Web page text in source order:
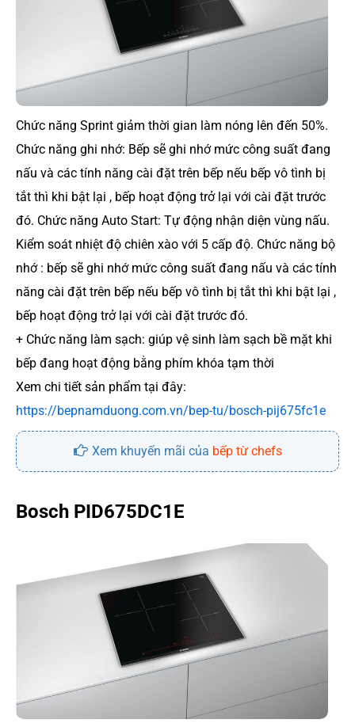
Chức năng Sprint giảm thời gian làm nóng lên đến 50%.
Chức năng ghi nhớ: Bếp sẽ ghi nhớ mức công suất đang
nấu và các tính năng cài đặt trên bếp nếu bếp vô tình bị
tắt thì khi bật lại , bếp hoạt động trở lại với cài đặt trước
đó. Chức năng Auto Start: Tự động nhận diện vùng nấu.
Kiểm soát nhiệt độ chiên xào với 5 cấp độ. Chức năng bộ
nhớ : bếp sẽ ghi nhớ mức công suất đang nấu và các tính
năng cài đặt trên bếp nếu bếp vô tình bị tắt thì khi bật lại ,
bếp hoạt động trở lại với cài đặt trước đó.
+ Chức năng làm sạch: giúp vệ sinh làm sạch bề mặt khi
bếp đang hoạt động bằng phím khóa tạm thời
Xem chi tiết sản phẩm tại đây:
https://bepnamduong.com.vn/bep-tu/bosch-pij675fc1e
Xem khuyến mãi của bếp từ chefs
Bosch PID675DC1E